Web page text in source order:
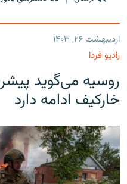
اردیبهشت ۲۶, ۱۴۰۳
رادیو فردا
روسیه می‌گوید
خارکیف ادامه دارد